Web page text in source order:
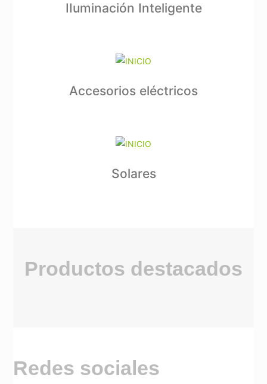
IIuminación Inteligente
Accesorios eléctricos
Solares
Productos destacados
Redes sociales